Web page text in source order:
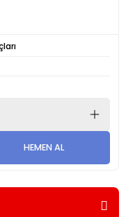
HEMEN AL